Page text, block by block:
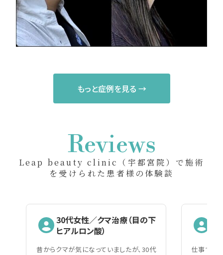
もっと症例を見る →
Reviews
Leap beauty clinic（宇都宮院）で施術
を受けられた患者様の体験談
30代女性／クマ治療（目の下
ヒアルロン酸）
昔からクマが気になっていましたが、30代
仕事で人